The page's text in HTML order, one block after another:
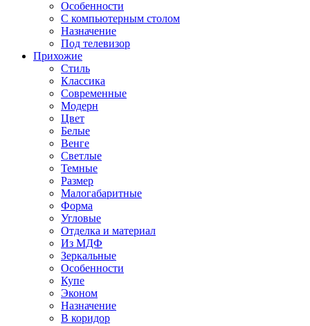
Особенности
С компьютерным столом
Назначение
Под телевизор
Прихожие
Стиль
Классика
Современные
Модерн
Цвет
Белые
Венге
Светлые
Темные
Размер
Малогабаритные
Форма
Угловые
Отделка и материал
Из МДФ
Зеркальные
Особенности
Купе
Эконом
Назначение
В коридор